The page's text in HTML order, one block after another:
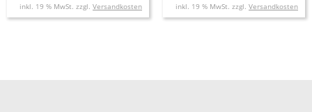
inkl. 19 % MwSt. zzgl. Versandkosten inkl. 19 % MwSt. zzgl. Versandkosten